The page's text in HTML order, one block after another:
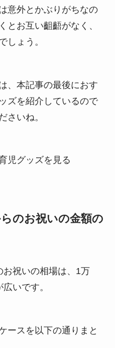
意外とかぶりがちなの
とお互い齟齬がなく、
しょう。
、本記事の最後におす
ズを紹介しているので
さいね。
児グッズを見る
のお祝いの金額の
お祝いの相場は、1万
いです。
ースを以下の通りまと